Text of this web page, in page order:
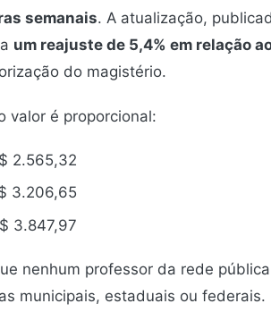
semanais. A atualização,
um reajuste de 5,4% em relação
do magistério.
valor é proporcional:
2.565,32
3.206,65
3.847,97
nenhum professor da rede
municipais, estaduais ou federais.